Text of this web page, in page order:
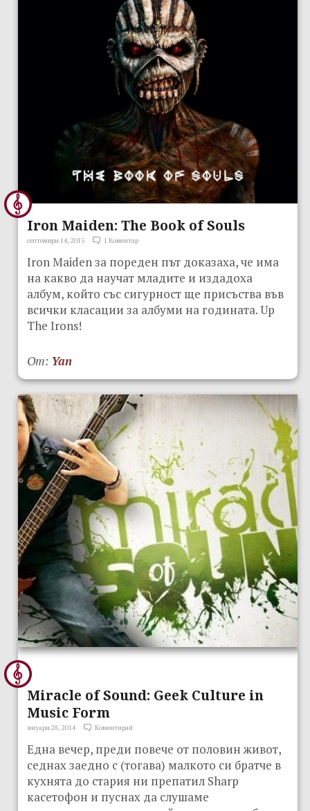
Iron Maiden: The Book of Souls
септември 14, 2015 1 Коментар
Iron Maiden за пореден път доказаха, че има
на какво да научат младите и издадоха
албум, който със сигурност ще присъства във
всички класации за албуми на годината. Up
The Irons!
От: Yan
Miracle of Sound: Geek Culture in
Music Form
януари 28, 2014 Коментирай
Една вечер, преди повече от половин живот,
седнах заедно с (тогава) малкото си братче в
кухнята до стария ни препатил Sharp
касетофон и пуснах да слушамe